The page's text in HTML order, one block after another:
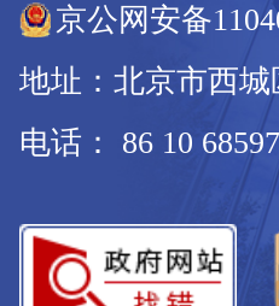
京公网安备
地址：北京市西城
电话： 86 10